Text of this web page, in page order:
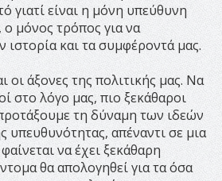
γιατί είναι η μόνη υπεύθυνη
μόνος τρόπος για να
και τα συμφέροντά μας.
οι άξονες της πολιτικής μας. Να
στο λόγο μας, πιο ξεκάθαροι
τη δύναμη των ιδεών
υπευθυνότητας, απέναντι σε μια
να έχει ξεκάθαρη
θα απολογηθεί για τα όσα